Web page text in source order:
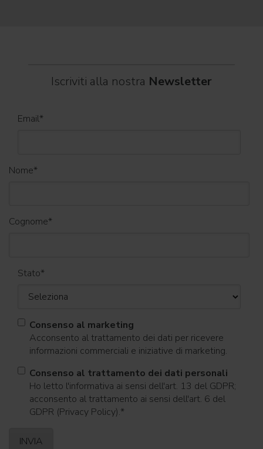
Iscriviti alla nostra Newsletter
Email*
Nome*
Cognome*
Stato*
Consenso al marketing
Acconsento al trattamento dei dati per ricevere
informazioni commerciali e iniziative di marketing.
Consenso al trattamento dei dati personali
Ho letto l'informativa ai sensi dell'art. 13 del GDPR;
acconsento al trattamento ai sensi dell'art. 6 del
GDPR (Privacy Policy).*